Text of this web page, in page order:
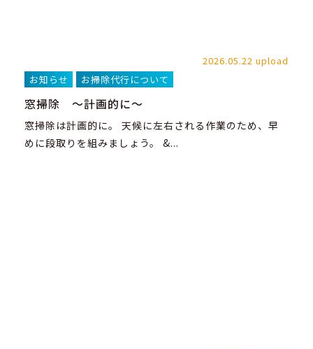
2026.05.22 upload
お知らせ
お掃除代行について
窓掃除 ～計画的に～
窓掃除は計画的に。 天候に左右される作業のため、早
めに段取りを組みましょう。 &...